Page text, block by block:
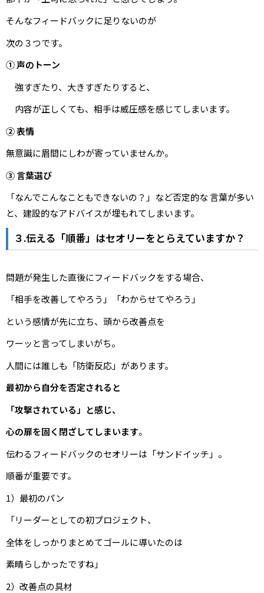
そんなフィードバックに足りないのが
次の３つです。
① 声のトーン
強すぎたり、大きすぎたりすると、
内容が正しくても、相手は威圧感を感じてしまいます。
② 表情
無意識に眉間にしわが寄っていませんか。
③ 言葉選び
「なんでこんなこともできないの？」など否定的な 言葉が多い
と、建設的なアドバイスが埋もれてしまいます。
３.伝える「順番」はセオリーをとらえていますか？
問題が発生した直後にフィードバックをする場合、
「相手を改善してやろう」「わからせてやろう」
という感情が先に立ち、頭から改善点を
ワーッと言ってしまいがち。
人間には誰しも「防衛反応」があります。
最初から自分を否定されると
「攻撃されている」と感じ、
心の扉を固く閉ざしてしまいます。
伝わるフィードバックのセオリーは「サンドイッチ」。
順番が重要です。
1）最初のパン
「リーダーとしての初プロジェクト、
全体をしっかりまとめてゴールに導いたのは
素晴らしかったですね」
2）改善点の具材